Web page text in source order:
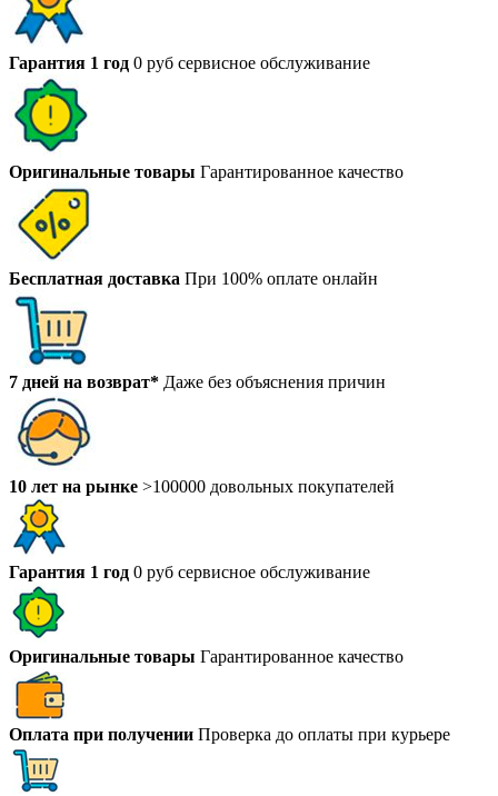
Гарантия 1 год 0 руб сервисное обслуживание
Оригинальные товары Гарантированное качество
Бесплатная доставка При 100% оплате онлайн
7 дней на возврат* Даже без объяснения причин
10 лет на рынке >100000 довольных покупателей
Гарантия 1 год 0 руб сервисное обслуживание
Оригинальные товары Гарантированное качество
Оплата при получении Проверка до оплаты при курьере